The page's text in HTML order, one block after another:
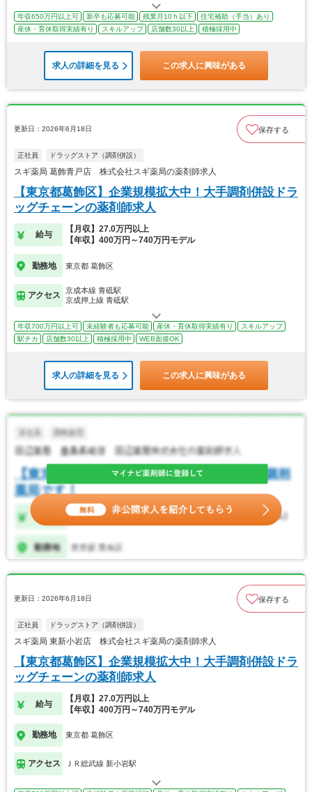
年収650万円以上可 新卒も応募可能 残業月10ｈ以下
住宅補助（手当）あり
産休・育休取得実績有り
スキルアップ 店舗数30以上 積極採用中
求人の詳細を見る この求人に興味がある
更新日：2026年6月18日 保存する
正社員 ドラッグストア（調剤併設）
スギ薬局 葛飾青戸店 株式会社スギ薬局の薬剤師求人
【東京都葛飾区】企業規模拡大中！大手調剤併設ドラ
ッグチェーンの薬剤師求人
給与
【月収】27.0万円以上
【年収】400万円～740万円モデル
勤務地 東京都 葛飾区
アクセス
京成本線 青砥駅
京成押上線 青砥駅
年収700万円以上可 未経験者も応募可能 産休・育休取得実績有り
スキルアップ
駅チカ
店舗数30以上 積極採用中 WEB面接OK
求人の詳細を見る この求人に興味がある
更新日：2026年6月18日 保存する
正社員 ドラッグストア（調剤併設）
スギ薬局 東新小岩店 株式会社スギ薬局の薬剤師求人
【東京都葛飾区】企業規模拡大中！大手調剤併設ドラ
ッグチェーンの薬剤師求人
給与
【月収】27.0万円以上
【年収】400万円～740万円モデル
勤務地 東京都 葛飾区
アクセス ＪＲ総武線 新小岩駅